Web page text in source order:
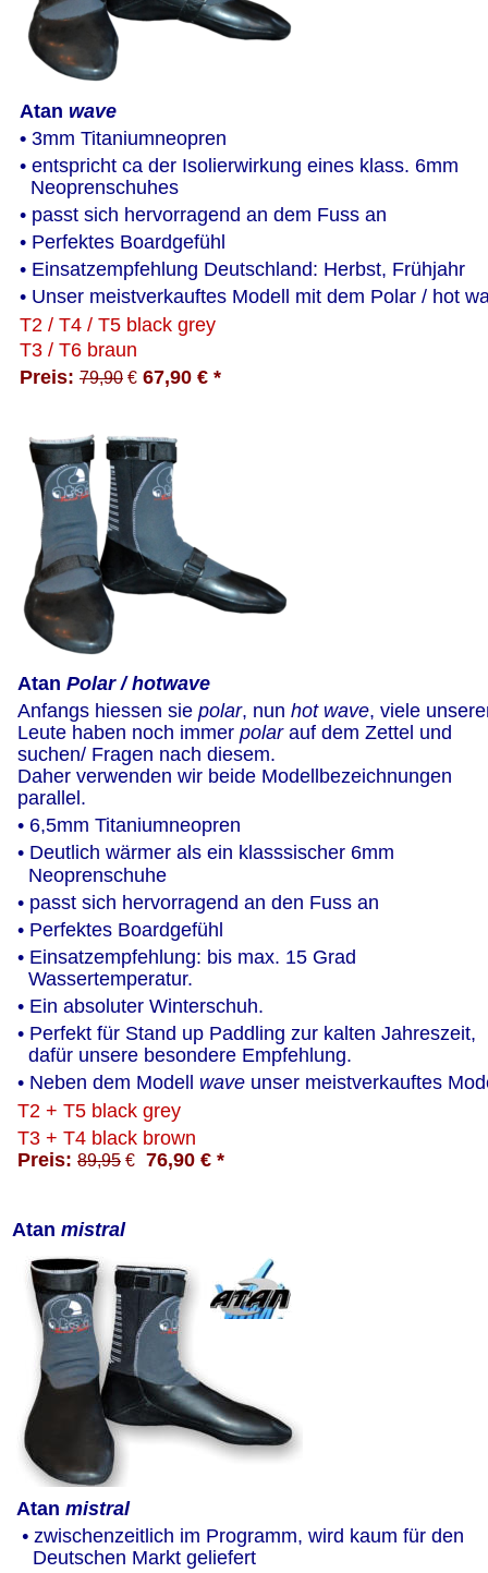
Atan wave
• 3mm Titaniumneopren
• entspricht ca der Isolierwirkung eines klass. 6mm
  Neoprenschuhes
• passt sich hervorragend an dem Fuss an
• Perfektes Boardgefühl
• Einsatzempfehlung Deutschland: Herbst, Frühjahr
• Unser meistverkauftes Modell mit dem Polar / hot
T2 / T4 / T5 black grey
T3 / T6 braun
Preis: 79,90 € 67,90 € *
Atan Polar / hotwave
Anfangs hiessen sie polar, nun hot wave, viele
Leute haben noch immer polar auf dem Zettel und
suchen/ Fragen nach diesem.
Daher verwenden wir beide Modellbezeichnungen
parallel.
• 6,5mm Titaniumneopren
• Deutlich wärmer als ein klasssischer 6mm
  Neoprenschuhe
• passt sich hervorragend an den Fuss an
• Perfektes Boardgefühl
• Einsatzempfehlung: bis max. 15 Grad
  Wassertemperatur.
• Ein absoluter Winterschuh.
• Perfekt für Stand up Paddling zur kalten Jahreszeit,
  dafür unsere besondere Empfehlung.
• Neben dem Modell wave unser meistverkauftes
T2 + T5 black grey
T3 + T4 black brown
Preis: 89,95 €
  76,90 € *
Atan mistral
Atan mistral
• zwischenzeitlich im Programm, wird kaum für den
   Deutschen Markt geliefert